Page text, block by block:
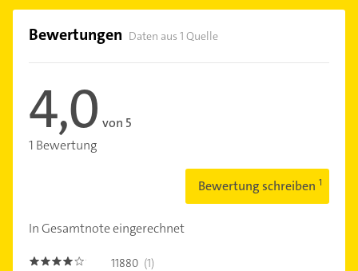
Bewertungen Daten aus 1 Quelle
4,0 von 5
1 Bewertung
Bewertung schreiben
In Gesamtnote eingerechnet
4.0 11880 (1)